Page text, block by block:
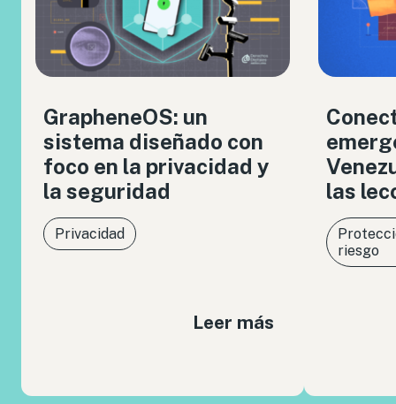
GrapheneOS: un
sistema diseñado con
foco en la privacidad y
la seguridad
Privacidad
Leer más
las
riesgo